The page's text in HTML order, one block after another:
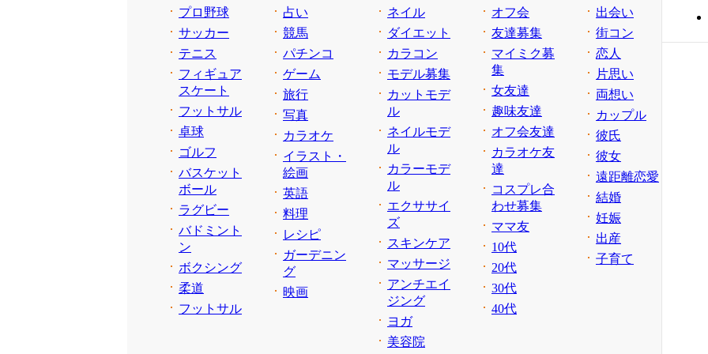
プロ野球
サッカー
テニス
フィギュア
スケート
フットサル
卓球
ゴルフ
バスケット
ボール
ラグビー
バドミント
ン
ボクシング
柔道
フットサル
占い
競馬
パチンコ
ゲーム
旅行
写真
カラオケ
イラスト・
絵画
英語
料理
レシピ
ガーデニン
グ
映画
ネイル
ダイエット
カラコン
モデル募集
カットモデ
ル
ネイルモデ
ル
カラーモデ
ル
エクササイ
ズ
スキンケア
マッサージ
アンチエイ
ジング
ヨガ
美容院
オフ会
友達募集
マイミク募
集
女友達
趣味友達
オフ会友達
カラオケ友
達
コスプレ合
わせ募集
ママ友
10代
20代
30代
40代
出会い
街コン
恋人
片思い
両想い
カップル
彼氏
彼女
遠距離恋愛
結婚
妊娠
出産
子育て